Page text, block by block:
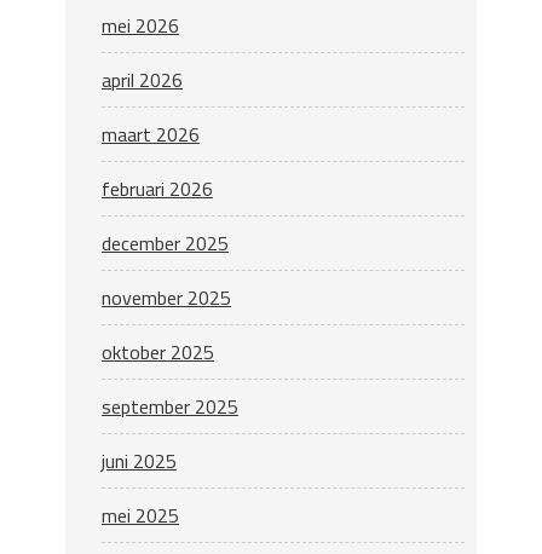
mei 2026
april 2026
maart 2026
februari 2026
december 2025
november 2025
oktober 2025
september 2025
juni 2025
mei 2025